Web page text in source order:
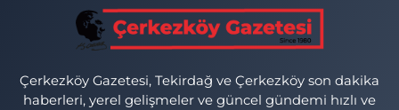
Çerkezköy Gazetesi, Tekirdağ ve Çerkezköy son dakika
haberleri, yerel gelişmeler ve güncel gündemi hızlı ve